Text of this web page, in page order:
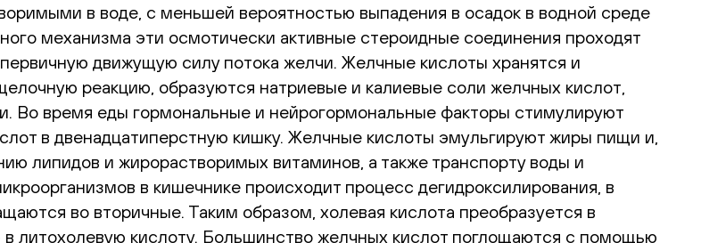
в воде, с меньшей вероятностью выпадения в осадок в водной среде
механизма эти осмотически активные стероидные соединения проходят
движущую силу потока желчи. Желчные кислоты хранятся и
реакцию, образуются натриевые и калиевые соли желчных кислот,
Во время еды гормональные и нейрогормональные факторы стимулируют
в двенадцатиперстную кишку. Желчные кислоты эмульгируют жиры пищи и,
липидов и жирорастворимых витаминов, а также транспорту воды и
в кишечнике происходит процесс дегидроксилирования, в
во вторичные. Таким образом, холевая кислота преобразуется в
в литохолевую кислоту. Большинство желчных кислот поглощаются с помощью